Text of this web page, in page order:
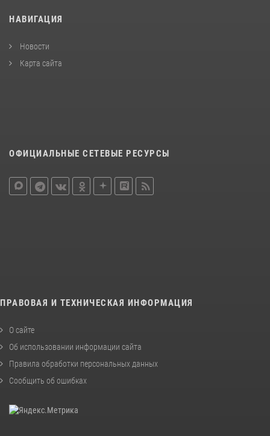
НАВИГАЦИЯ
Новости
Карта сайта
ОФИЦИАЛЬНЫЕ СЕТЕВЫЕ РЕСУРСЫ
ПРАВОВАЯ И ТЕХНИЧЕСКАЯ ИНФОРМАЦИЯ
О сайте
Об использовании информации сайта
Правила обработки персональных данных
Сообщить об ошибках